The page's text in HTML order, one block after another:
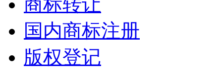
国内商标注册
版权登记